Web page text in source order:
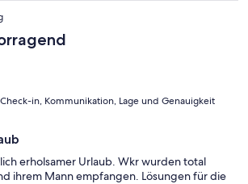
in, Kommunikation, Lage und Genauigkeit
erholsamer Urlaub. Wkr wurden total
ihrem Mann empfangen. Lösungen für die